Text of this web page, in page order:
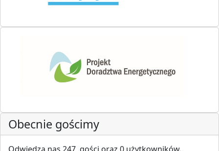
Obecnie gościmy